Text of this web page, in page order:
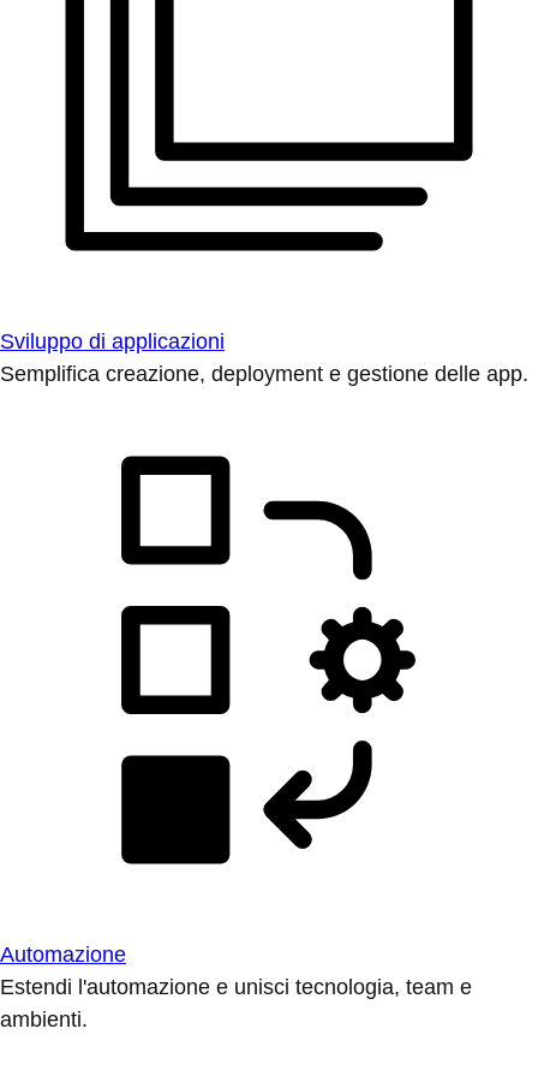
Sviluppo di applicazioni
Semplifica creazione, deployment e gestione delle app.
Automazione
Estendi l'automazione e unisci tecnologia, team e
ambienti.